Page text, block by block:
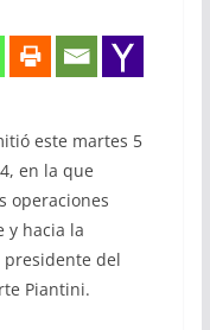
este martes 5
en la que
operaciones
y hacia la
presidente del
Piantini.